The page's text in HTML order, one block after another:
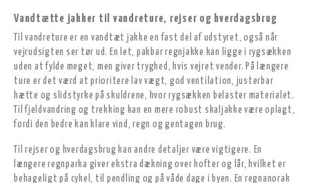
Vandtætte jakker til vandreture, rejser og hverdagsbrug
Til vandreture er en vandtæt jakke en fast del af udstyret, også når
vejrudsigten ser tør ud. En let, pakbar regnjakke kan ligge i rygsækken
uden at fylde meget, men giver tryghed, hvis vejret vender. På længere
ture er det værd at prioritere lav vægt, god ventilation, justerbar
hætte og slidstyrke på skuldrene, hvor rygsækken belaster materialet.
Til fjeldvandring og trekking kan en mere robust skaljakke være oplagt,
fordi den bedre kan klare vind, regn og gentagen brug.
Til rejser og hverdagsbrug kan andre detaljer være vigtigere. En
længere regnparka giver ekstra dækning over hofter og lår, hvilket er
behageligt på cykel, til pendling og på våde dage i byen. En regnanorak